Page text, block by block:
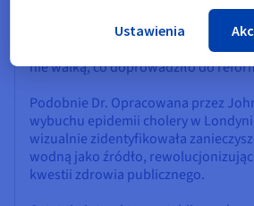
diagramu obszaru polarnego, silnie
większość ofiar śmiertelnych
spowodowana chorobami, którym
nie walką, co doprowadziło do
Podobnie Dr. Opracowana przez
wybuchu epidemii cholery w
wizualnie zidentyfikowała
wodną jako źródło,
kwestii zdrowia publicznego.
Ustawienia